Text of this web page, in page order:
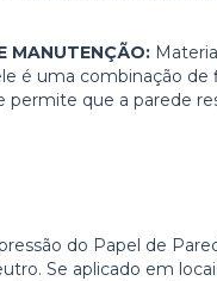
MANUTENÇÃO:
é uma combinação de
permite que a parede
do Papel de
Se aplicado em